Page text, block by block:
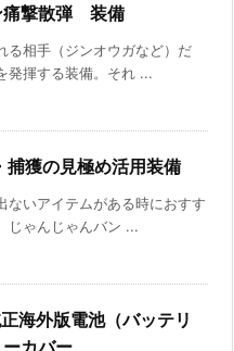
痛撃散弾 装備
る相手（ジンオウガなど）だ
発揮する装備。それ ...
捕獲の見極め活用装備
ないアイテムがある時におすす
じゃんじゃんバン ...
海外版電池（バッテリ
カバー